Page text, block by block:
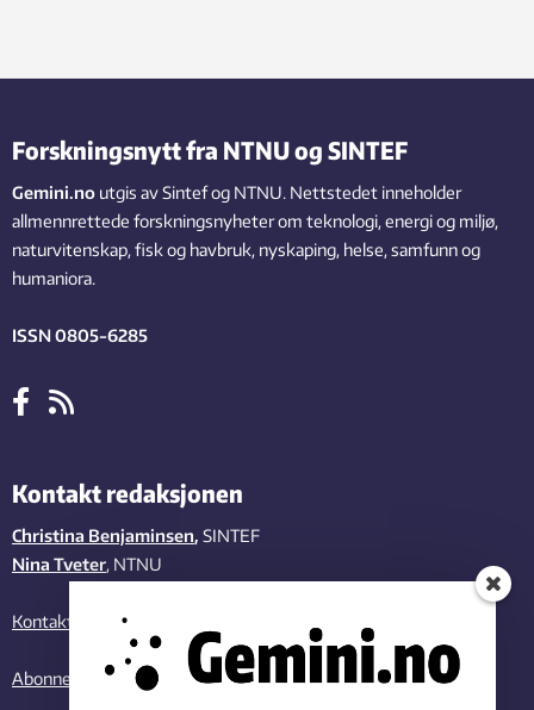
Forskningsnytt fra NTNU og SINTEF
Gemini.no utgis av Sintef og NTNU. Nettstedet inneholder
allmennrettede forskningsnyheter om teknologi, energi og miljø,
naturvitenskap, fisk og havbruk, nyskaping, helse, samfunn og
humaniora.
ISSN 0805-6285
Kontakt redaksjonen
Christina Benjaminsen, SINTEF
Nina Tveter, NTNU
Kontakt oss
Abonner på vårt nyhetsbrev